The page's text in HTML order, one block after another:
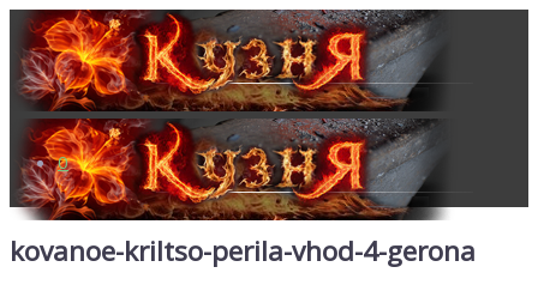
0
kovanoe-kriltso-perila-vhod-4-gerona